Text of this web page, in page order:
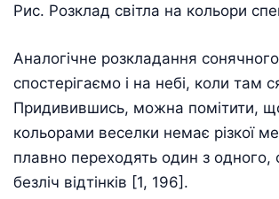
Рис. Розклад світла на кольори
Аналогічне розкладання
спостерігаємо і на небі, коли там
Придивившись, можна помітити,
кольорами веселки немає різкої
плавно переходять один з
безліч відтінків [1, 196].